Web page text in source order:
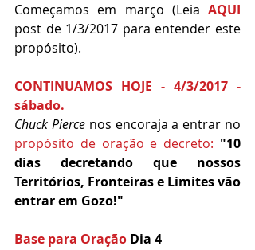
Começamos em março (Leia AQUI
post de 1/3/2017 para entender este
propósito).
CONTINUAMOS HOJE - 4/3/2017 -
sábado.
Chuck Pierce
propósito de oração e decreto: "10
dias decretando que nossos
Territórios, Fronteiras e Limites vão
entrar em Gozo!"
Base para Oração Dia 4